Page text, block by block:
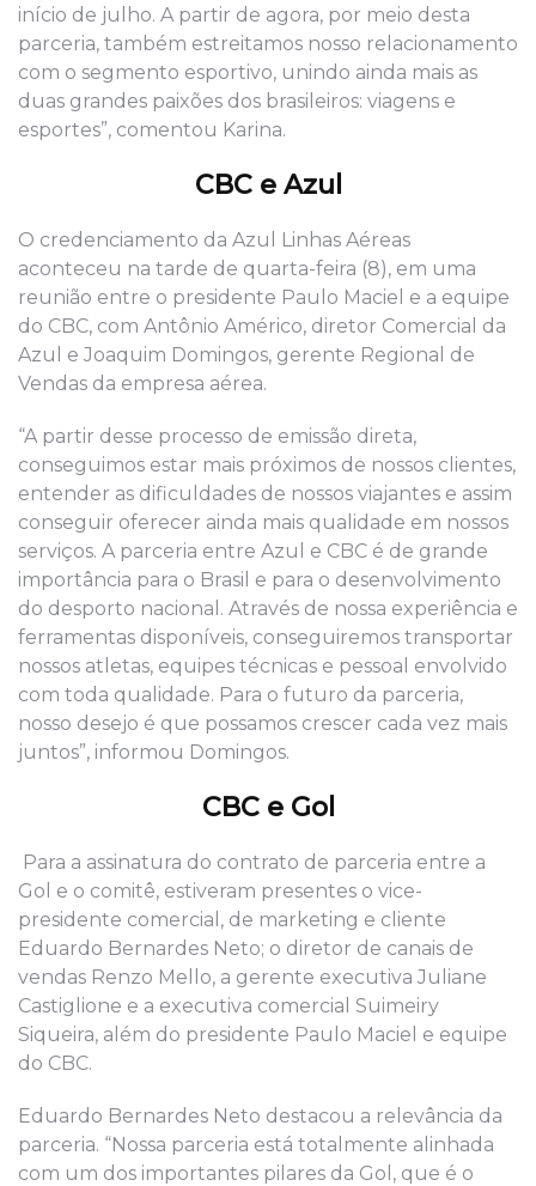
início de julho. A partir de agora, por meio desta
parceria, também estreitamos nosso relacionamento
com o segmento esportivo, unindo ainda mais as
duas grandes paixões dos brasileiros: viagens e
esportes”, comentou Karina.
CBC e Azul
O credenciamento da Azul Linhas Aéreas
aconteceu na tarde de quarta-feira (8), em uma
reunião entre o presidente Paulo Maciel e a equipe
do CBC, com Antônio Américo, diretor Comercial da
Azul e Joaquim Domingos, gerente Regional de
Vendas da empresa aérea.
“A partir desse processo de emissão direta,
conseguimos estar mais próximos de nossos clientes,
entender as dificuldades de nossos viajantes e assim
conseguir oferecer ainda mais qualidade em nossos
serviços. A parceria entre Azul e CBC é de grande
importância para o Brasil e para o desenvolvimento
do desporto nacional. Através de nossa experiência e
ferramentas disponíveis, conseguiremos transportar
nossos atletas, equipes técnicas e pessoal envolvido
com toda qualidade. Para o futuro da parceria,
nosso desejo é que possamos crescer cada vez mais
juntos”, informou Domingos.
CBC e Gol
Para a assinatura do contrato de parceria entre a
Gol e o comitê, estiveram presentes o vice-
presidente comercial, de marketing e cliente
Eduardo Bernardes Neto; o diretor de canais de
vendas Renzo Mello, a gerente executiva Juliane
Castiglione e a executiva comercial Suimeiry
Siqueira, além do presidente Paulo Maciel e equipe
do CBC.
Eduardo Bernardes Neto destacou a relevância da
parceria. “Nossa parceria está totalmente alinhada
com um dos importantes pilares da Gol, que é o